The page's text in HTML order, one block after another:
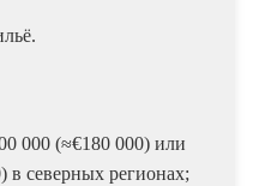
000 (≈€180 000) или
в северных регионах;